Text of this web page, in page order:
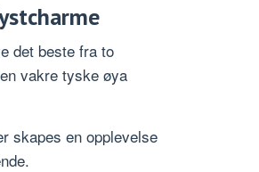
det beste fra to
vakre tyske øya
skapes en opplevelse